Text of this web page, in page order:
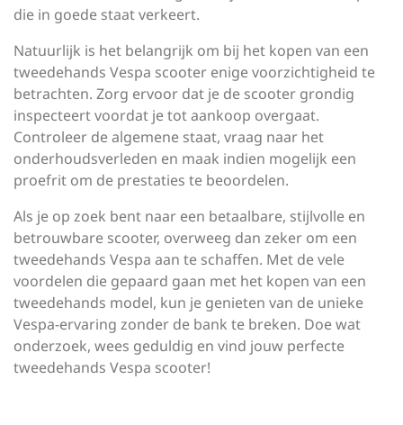
die in goede staat verkeert.
Natuurlijk is het belangrijk om bij het kopen van een
tweedehands Vespa scooter enige voorzichtigheid te
betrachten. Zorg ervoor dat je de scooter grondig
inspecteert voordat je tot aankoop overgaat.
Controleer de algemene staat, vraag naar het
onderhoudsverleden en maak indien mogelijk een
proefrit om de prestaties te beoordelen.
Als je op zoek bent naar een betaalbare, stijlvolle en
betrouwbare scooter, overweeg dan zeker om een
tweedehands Vespa aan te schaffen. Met de vele
voordelen die gepaard gaan met het kopen van een
tweedehands model, kun je genieten van de unieke
Vespa-ervaring zonder de bank te breken. Doe wat
onderzoek, wees geduldig en vind jouw perfecte
tweedehands Vespa scooter!